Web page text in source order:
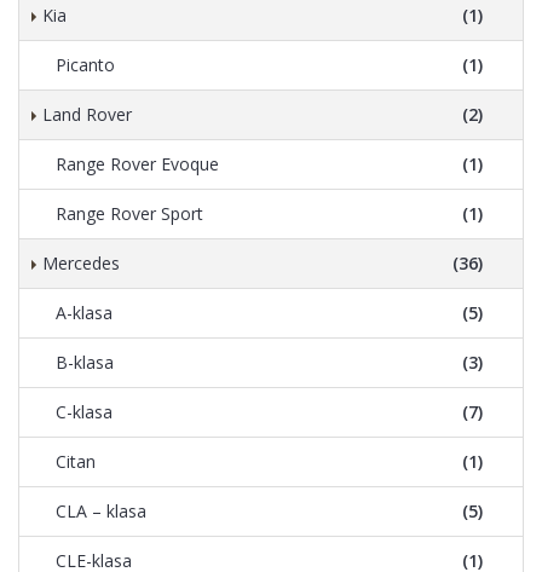
Kia (1)
Picanto (1)
Land Rover (2)
Range Rover Evoque (1)
Range Rover Sport (1)
Mercedes (36)
A-klasa (5)
B-klasa (3)
C-klasa (7)
Citan (1)
CLA – klasa (5)
CLE-klasa (1)